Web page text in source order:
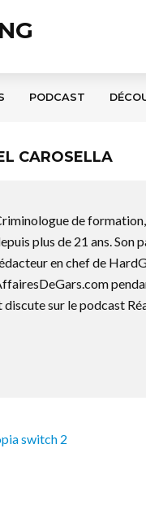
PODCAST
CAROSELLA
de
plus de 21 ans. Son
en chef de
sur le podcast